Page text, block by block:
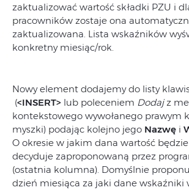
zaktualizować wartość składki PZU i
pracowników zostaje ona
zaktualizowana. Lista wskaźników
konkretny miesiąc/rok.
Nowy element dodajemy do listy
(<INSERT> lub poleceniem Dodajz
kontekstowego wywołanego prawym
myszki) podając kolejno jego Nazwę i
O okresie w jakim dana wartość
decyduje zaproponowaną przez
(ostatnia kolumna). Domyślnie
dzień miesiąca za jaki dane wskaźniki